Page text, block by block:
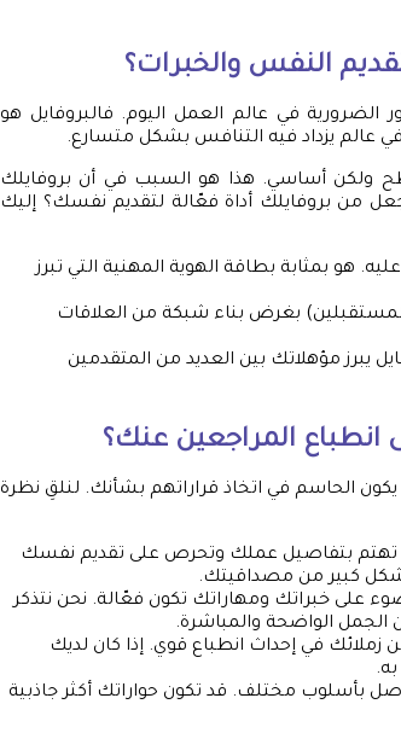
النفس والخبرات؟
الضرورية في عالم العمل اليوم. فالبروفايل هو
في عالم يزداد فيه التنافس بشكل متسارع.
ولكن أساسي. هذا هو السبب في أن بروفايلك
من بروفايلك أداة فعّالة لتقديم نفسك؟ إليك
هو بمثابة بطاقة الهوية المهنية التي تبرز
بغرض بناء شبكة من العلاقات
يبرز مؤهلاتك بين العديد من المتقدمين
انطباع المراجعين عنك؟
الحاسم في اتخاذ قراراتهم بشأنك. لنلقِ نظرة
تهتم بتفاصيل عملك وتحرص على تقديم نفسك
كبير من مصداقيتك.
على خبراتك ومهاراتك تكون فعّالة. نحن نتذكر
الجمل الواضحة والمباشرة.
زملائك في إحداث انطباع قوي. إذا كان لديك
بأسلوب مختلف. قد تكون حواراتك أكثر جاذبية